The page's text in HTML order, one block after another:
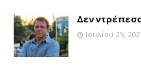
Δεν
Ιουλίου 25,